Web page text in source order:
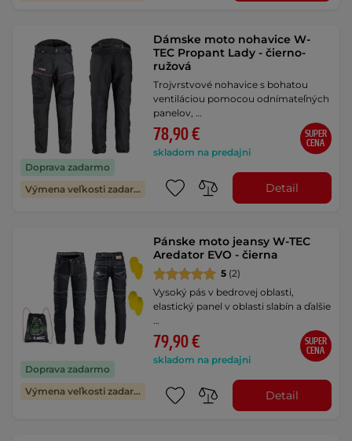
Doprava zadarmo
Výmena veľkosti zadarmo
Dámske moto nohavice W-
TEC Propant Lady - čierno-
ružová
Trojvrstvové nohavice s bohatou
ventiláciou pomocou odnímateľných
panelov, …
78,90 €
skladom na predajni
SUPER
CENA
Detail
Doprava zadarmo
Výmena veľkosti zadarmo
Pánske moto jeansy W-TEC
Aredator EVO - čierna
5 (2)
Vysoký pás v bedrovej oblasti,
elastický panel v oblasti slabín a ďalšie
…
79,90 €
skladom na predajni
SUPER
CENA
Detail